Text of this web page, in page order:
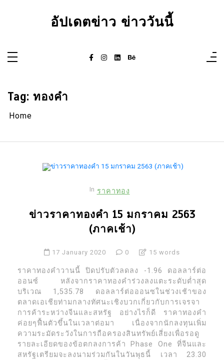
อัปเดตข่าว ข่าววันนี้
Tag: ทองคำ
Home
In ราคาทอง
ข่าวราคาทองคำ 15 มกราคม 2563
(ภาคเช้า)
17 January 2020 0 15 words
ราคาทองคําวานนี้ ปิดปรับตัวลดลง -1.96 ดอลลาร์ต่อ
ออนซ์ หลังจากราคาทองคําร่วงลงแตะระดับตํ่าสุด
บริเวณ 1,535.78 ดอลลาร์ต่อออนซในช่วงเช้าของ
ตลาดเอเชียท่ามกลางทัศนะเชิงบวกเกี่ยวกับการเจรจา
การค้าระหว่างจีนและสหรัฐ อย่างไรก็ดี ราคาทองคํา
ค่อยๆฟื้นตัวขึ้นในเวลาต่อมา เนื่องจากนักลงทุนเพิ่ม
ความระมัดระวังในการถือครองสินทรัพย์เสี่ยงเพื่อรอดู
รายละเอียดของข้อตกลงการค้า Phase One ที่จีนและ
สหรัฐเตรียมจะลงนามร่วมกันในวันพุธนี้ เวลา 23.30